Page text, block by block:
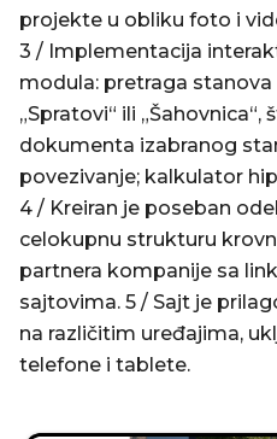
projekte u obliku foto i
3 / Implementacija
modula: pretraga
„Spratovi“ ili „Šahovnica“,
dokumenta izabranog
povezivanje; kalkulator
4 / Kreiran je poseban
celokupnu strukturu
partnera kompanije sa
sajtovima. 5 / Sajt je
na različitim uređajima,
telefone i tablete.